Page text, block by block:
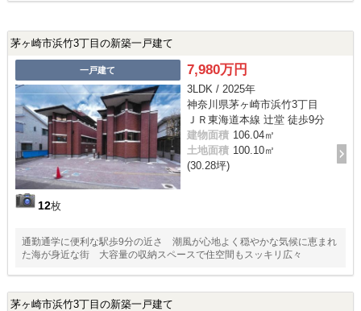
茅ヶ崎市浜竹3丁目の新築一戸建て
一戸建て
12枚
7,980万円
3LDK / 2025年
神奈川県茅ヶ崎市浜竹3丁目
ＪＲ東海道本線 辻堂 徒歩9分
建物面積 106.04㎡
土地面積 100.10㎡
(30.28坪)
通勤通学に便利な駅歩9分の近さ 潮風が心地よく穏やかな気候に恵まれ
た海が身近な街 大容量の収納スペースで住空間もスッキリ広々
茅ヶ崎市浜竹3丁目の新築一戸建て